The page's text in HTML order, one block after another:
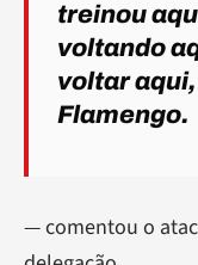
treinou
voltando
voltar
Flamengo.
— comentou o